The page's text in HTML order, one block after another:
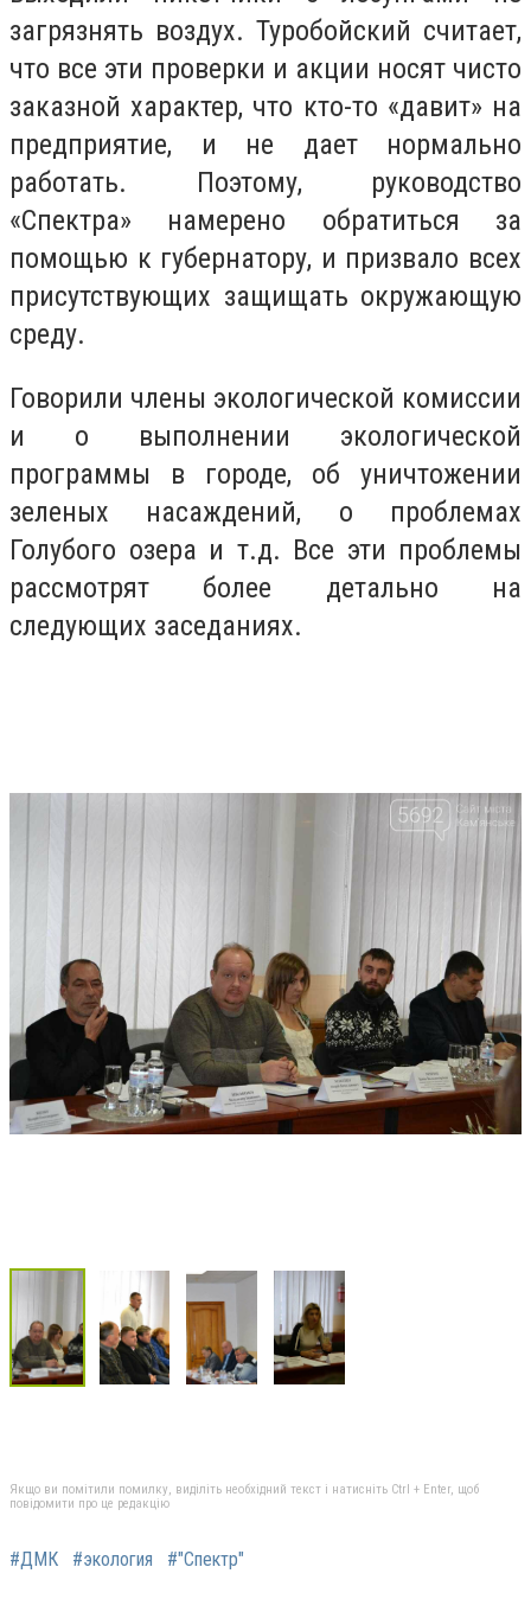
загрязнять воздух. Туробойский считает,
что все эти проверки и акции носят чисто
заказной характер, что кто-то «давит» на
предприятие, и не дает нормально
работать. Поэтому, руководство
«Спектра» намерено обратиться за
помощью к губернатору, и призвало всех
присутствующих защищать окружающую
среду.
Говорили члены экологической комиссии
и о выполнении экологической
программы в городе, об уничтожении
зеленых насаждений, о проблемах
Голубого озера и т.д. Все эти проблемы
рассмотрят более детально на
следующих заседаниях.
Якщо ви помітили помилку, виділіть необхідний текст і натисніть Ctrl + Enter, щоб
повідомити про це редакцію
#ДМК #экология #"Спектр"